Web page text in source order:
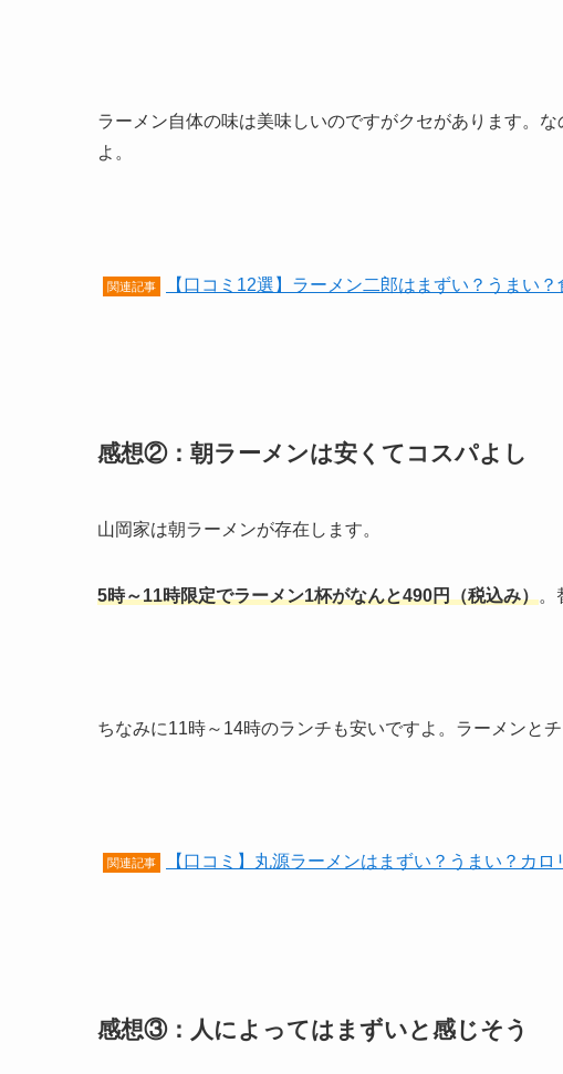
ラーメン自体の味は美味しいのですがクセがあります。
よ。
関連記事 【口コミ12選】ラーメン二郎はまずい？うまい
感想②：朝ラーメンは安くてコスパよし
山岡家は朝ラーメンが存在します。
5時～11時限定でラーメン1杯がなんと490円（税込み）。
ちなみに11時～14時のランチも安いですよ。ラーメンと
関連記事 【口コミ】丸源ラーメンはまずい？うまい？カロ
感想③：人によってはまずいと感じそう